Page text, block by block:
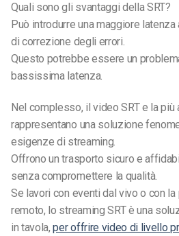
Quali sono gli svantaggi della SRT?
Può introdurre una maggiore
di correzione degli errori.
Questo potrebbe essere un
bassissima latenza.
Nel complesso, il video SRT e la più
rappresentano una soluzione
esigenze di streaming.
Offrono un trasporto sicuro e
senza compromettere la qualità.
Se lavori con eventi dal vivo o con
remoto, lo streaming SRT è una
in tavola,per offrire video di livello